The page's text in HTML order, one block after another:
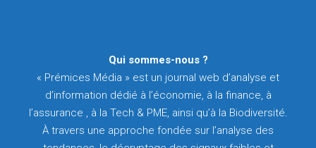
Qui sommes-nous ?
« Prémices Média » est un journal web d’analyse et
d’information dédié à l’économie, à la finance, à
l’assurance , à la Tech & PME, ainsi qu’à la Biodiversité.
À travers une approche fondée sur l’analyse des